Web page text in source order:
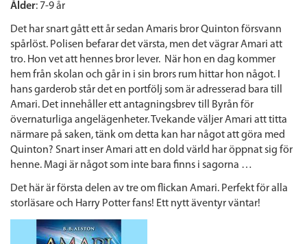
Ålder: 7-9 år
Det har snart gått ett år sedan Amaris brorQuinton försvann
spårlöst. Polisen befarar det värsta, men det vägrar Amari att
tro. Hon vet att hennes bror lever. När hon en dag kommer
hem från skolan och går in i sin brors rum hittar hon något. I
hans garderob står det en portfölj som är adresserad bara till
Amari. Det innehåller ett antagningsbrev till Byrån för
övernaturliga angelägenheter. Tvekande väljer Amari att titta
närmare på saken, tänk om detta kan har något att göra med
Quinton? Snart inser Amari att en dold värld har öppnat sig för
henne. Magi är något som inte bara finns i sagorna …
Det här är första delen av tre om flickan Amari. Perfekt för alla
storläsare och Harry Potter fans! Ett nytt äventyr väntar!